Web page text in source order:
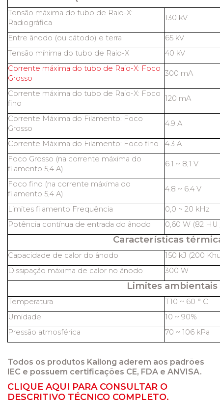
Tensão máxima do tubo de Raio-X:
Radiográfica
130 kV
Entre ânodo (ou cátodo) e terra
65 kV
Tensão mínima do tubo de Raio-X
40 kV
Corrente máxima do tubo de Raio-X: Foco
Grosso
300 mA
Corrente máxima do tubo de Raio-X: Foco
fino
120 mA
Corrente Máxima do Filamento: Foco
Grosso
4.9 A
Corrente Máxima do Filamento: Foco fino
4.3 A
Foco Grosso (na corrente máxima do
filamento 5,4 A)
6.1 ~ 8,1 V
Foco fino (na corrente máxima do
filamento 5,4 A)
4.8 ~ 6.4 V
Limites filamento Frequência
0,0 ~ 20 kHz
Potência contínua de entrada do ânodo
0,60 W (82 HU
Características
Capacidade de calor do ânodo
150 kJ (200
Dissipação máxima de calor no ânodo
300 W
Limites ambientais
Temperatura
T10 ~ 60 ° C
Umidade
10 ~ 90%
Pressão atmosférica
70 ~ 106 kPa
Todos os produtos Kailong aderem aos padrões
IEC e possuem certificações CE, FDA e ANVISA.
CLIQUE AQUI PARA CONSULTAR O
DESCRITIVO TÉCNICO COMPLETO.